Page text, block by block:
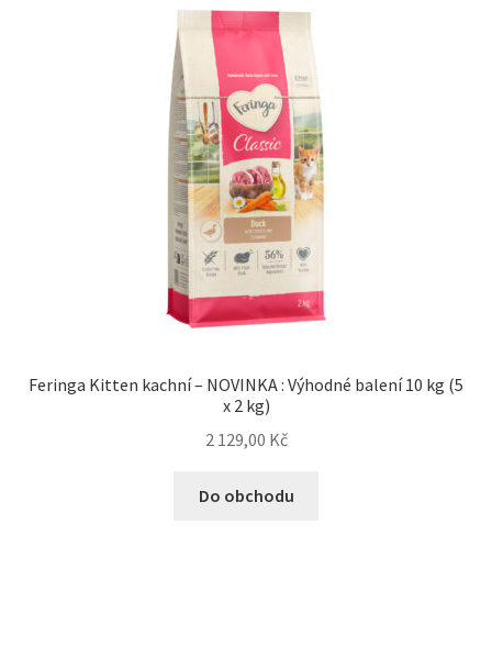
Feringa Kitten kachní – NOVINKA : Výhodné balení 10 kg (5
x 2 kg)
2 129,00 Kč
Do obchodu